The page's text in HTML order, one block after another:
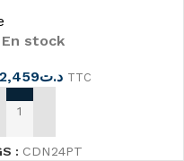
En stock
د.ت TTC
AJOUTER AU PANIER
: CDN24PT